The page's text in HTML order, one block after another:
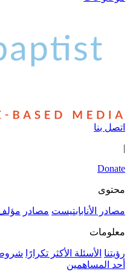
مؤلف ناشرون موضوعات
الخدمة سياسة الخصوصية